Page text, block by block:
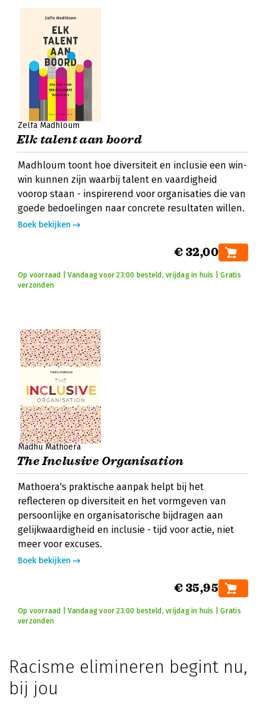
Zelfa Madhloum
Elk talent aan boord
Madhloum toont hoe diversiteit en inclusie een win-
win kunnen zijn waarbij talent en vaardigheid
voorop staan - inspirerend voor organisaties die van
goede bedoelingen naar concrete resultaten willen.
Boek bekijken
€ 32,00
Op voorraad | Vandaag voor 23:00 besteld, vrijdag in huis | Gratis
verzonden
Madhu Mathoera
The Inclusive Organisation
Mathoera's praktische aanpak helpt bij het
reflecteren op diversiteit en het vormgeven van
persoonlijke en organisatorische bijdragen aan
gelijkwaardigheid en inclusie - tijd voor actie, niet
meer voor excuses.
Boek bekijken
€ 35,95
Op voorraad | Vandaag voor 23:00 besteld, vrijdag in huis | Gratis
verzonden
Racisme elimineren begint nu,
bij jou